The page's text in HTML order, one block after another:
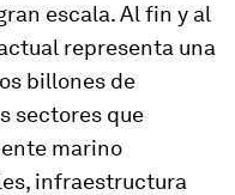
escala. Al fin y al
representa una
billones de
sectores que
marino
infraestructura